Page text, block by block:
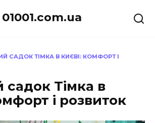
01001.com.ua
САДОК ТІМКА В КИЄВІ: КОМФОРТ І
Тімка в
і розвиток